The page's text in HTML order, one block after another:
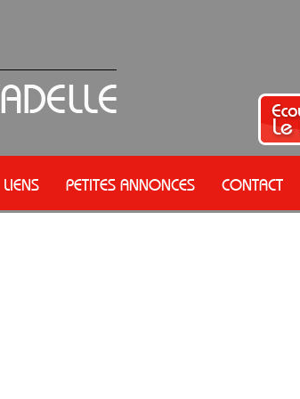
LIENS PETITES ANNONCES CONTACT